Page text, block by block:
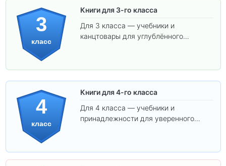
3
класс
Книги для 3-го класса
Для 3 класса — учебники и
канцтовары для углублённого
4
класс
Книги для 4-го класса
Для 4 класса — учебники и
принадлежности для уверенного